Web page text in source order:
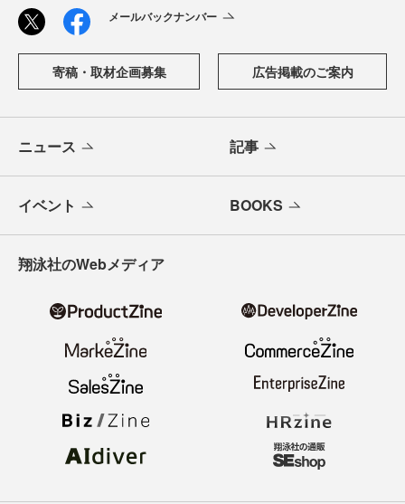
メールバックナンバー
寄稿・取材企画募集 広告掲載のご案内
ニュース 記事
イベント BOOKS
翔泳社のWebメディア